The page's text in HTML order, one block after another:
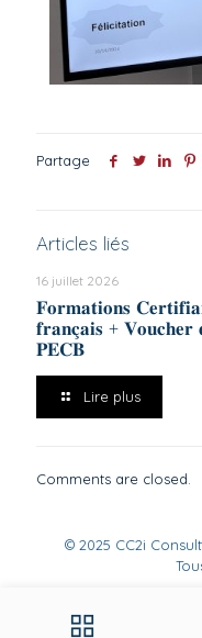
Partage
Articles liés
16 juillet 2026
𝐅𝐨𝐫𝐦𝐚𝐭𝐢𝐨𝐧𝐬
𝐟𝐫𝐚𝐧𝐜̧𝐚𝐢𝐬 + 𝐕𝐨𝐮𝐜𝐡𝐞𝐫
𝐏𝐄𝐂𝐁
Lire plus
Comments are closed.
© 2025 CC2i